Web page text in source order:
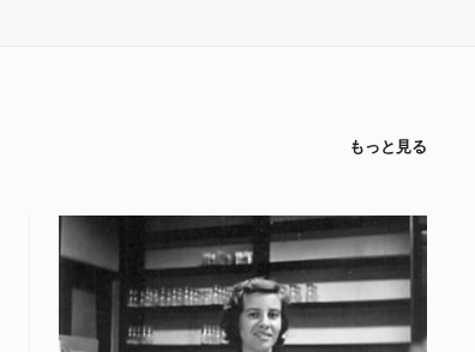
もっと見る